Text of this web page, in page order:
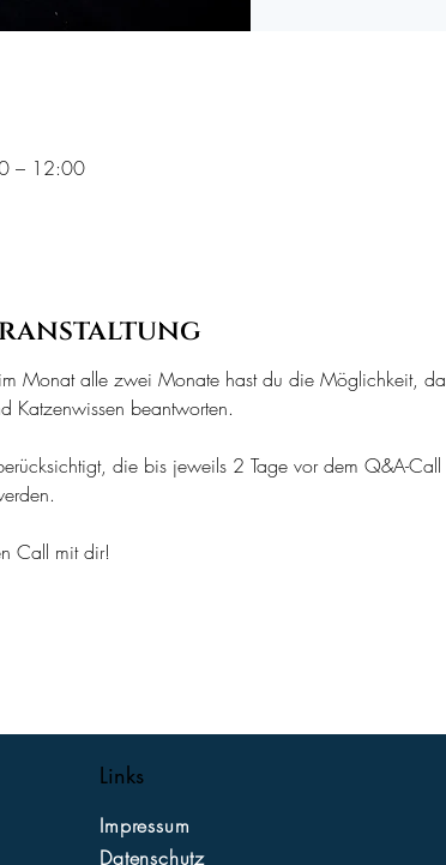
– 12:00
Monat alle zwei Monate hast du die Möglichkeit,
Katzenwissen beantworten.
die bis jeweils 2 Tage vor dem Q&A-Call
Call mit dir!
Links
Impressum
Datenschutz